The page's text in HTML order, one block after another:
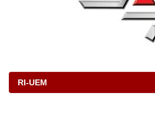
RI-UEM